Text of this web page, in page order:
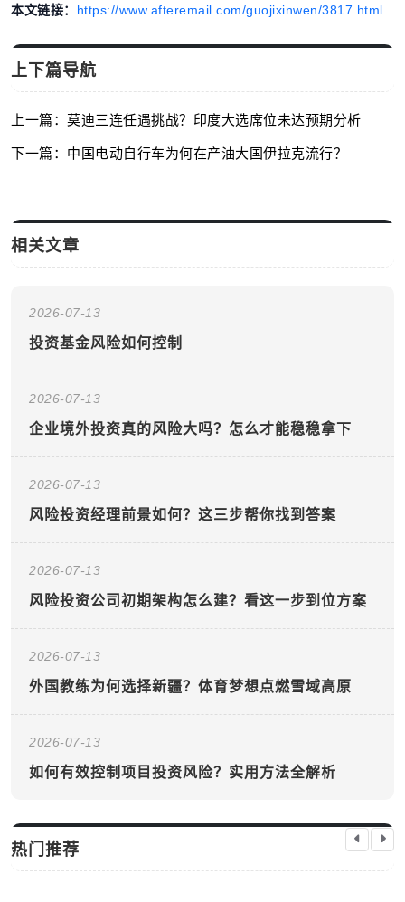
本文链接： https://www.afteremail.com/guojixinwen/3817.html
上下篇导航
上一篇：莫迪三连任遇挑战？印度大选席位未达预期分析
下一篇：中国电动自行车为何在产油大国伊拉克流行？
相关文章
2026-07-13
投资基金风险如何控制
2026-07-13
企业境外投资真的风险大吗？怎么才能稳稳拿下
2026-07-13
风险投资经理前景如何？这三步帮你找到答案
2026-07-13
风险投资公司初期架构怎么建？看这一步到位方案
2026-07-13
外国教练为何选择新疆？体育梦想点燃雪域高原
2026-07-13
如何有效控制项目投资风险？实用方法全解析
热门推荐